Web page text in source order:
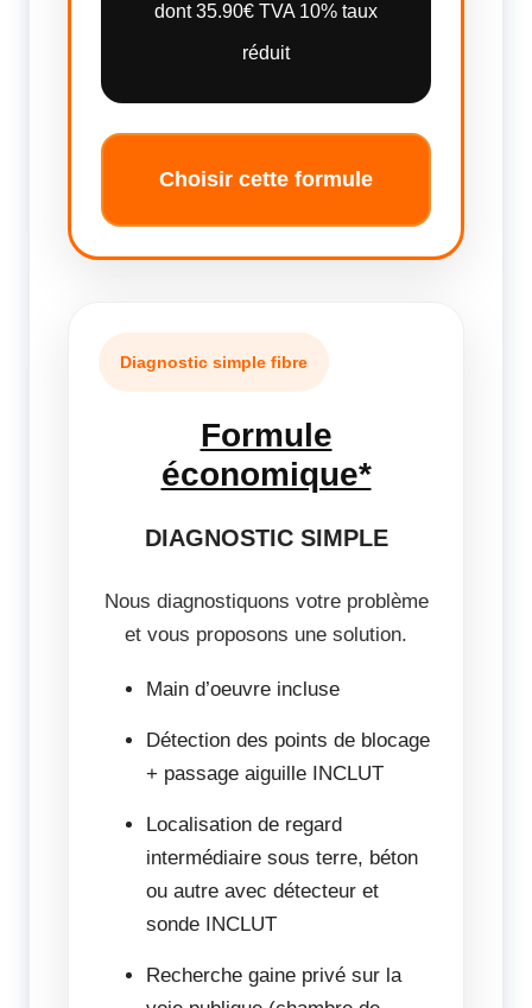
dont 35.90€ TVA 10% taux
réduit
Choisir cette formule
Diagnostic simple fibre
Formule
économique*
DIAGNOSTIC SIMPLE
Nous diagnostiquons votre problème
et vous proposons une solution.
Main d’oeuvre incluse
Détection des points de blocage
+ passage aiguille INCLUT
Localisation de regard
intermédiaire sous terre, béton
ou autre avec détecteur et
sonde INCLUT
Recherche gaine privé sur la